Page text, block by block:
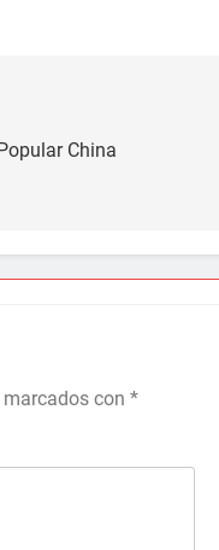
China
con *